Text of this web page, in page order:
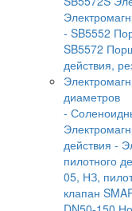
- SB5552
SB5572
действия,
диаметров
-
действия -
пилотного
05, НЗ,
клапан